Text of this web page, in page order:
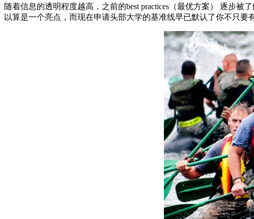
随着信息的透明程度越高，之前的best practices（最优方案） 逐步
以算是一个亮点，而现在申请头部大学的基准线早已默认了你不只